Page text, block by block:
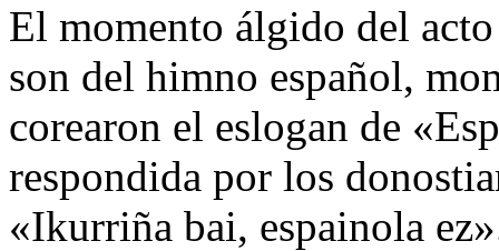
El momento álgido del
son del himno español,
corearon el eslogan de
respondida por los
«Ikurriña bai, espainola